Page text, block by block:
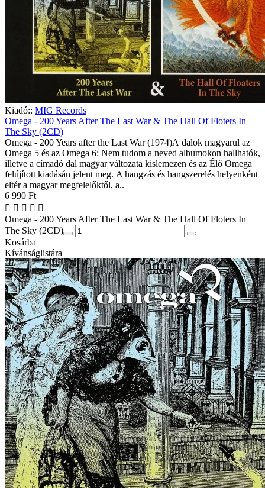
Kiadó:: MIG Records
Omega - 200 Years After The Last War & The Hall Of Floters In
The Sky (2CD)
Omega - 200 Years after the Last War (1974)A dalok magyarul az
Omega 5 és az Omega 6: Nem tudom a neved albumokon hallhatók,
illetve a címadó dal magyar változata kislemezen és az Élő Omega
felújított kiadásán jelent meg. A hangzás és hangszerelés helyenként
eltér a magyar megfelelőktől, a..
6 990 Ft
Omega - 200 Years After The Last War & The Hall Of Floters In
The Sky (2CD)
Kosárba
Kívánságlistára